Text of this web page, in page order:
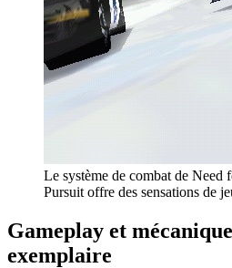
Le système de combat de Need
Pursuit offre des sensations de
Gameplay et
exemplaire